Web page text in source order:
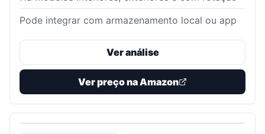
Pode integrar com armazenamento local ou app
Ver análise
Ver preço na Amazon